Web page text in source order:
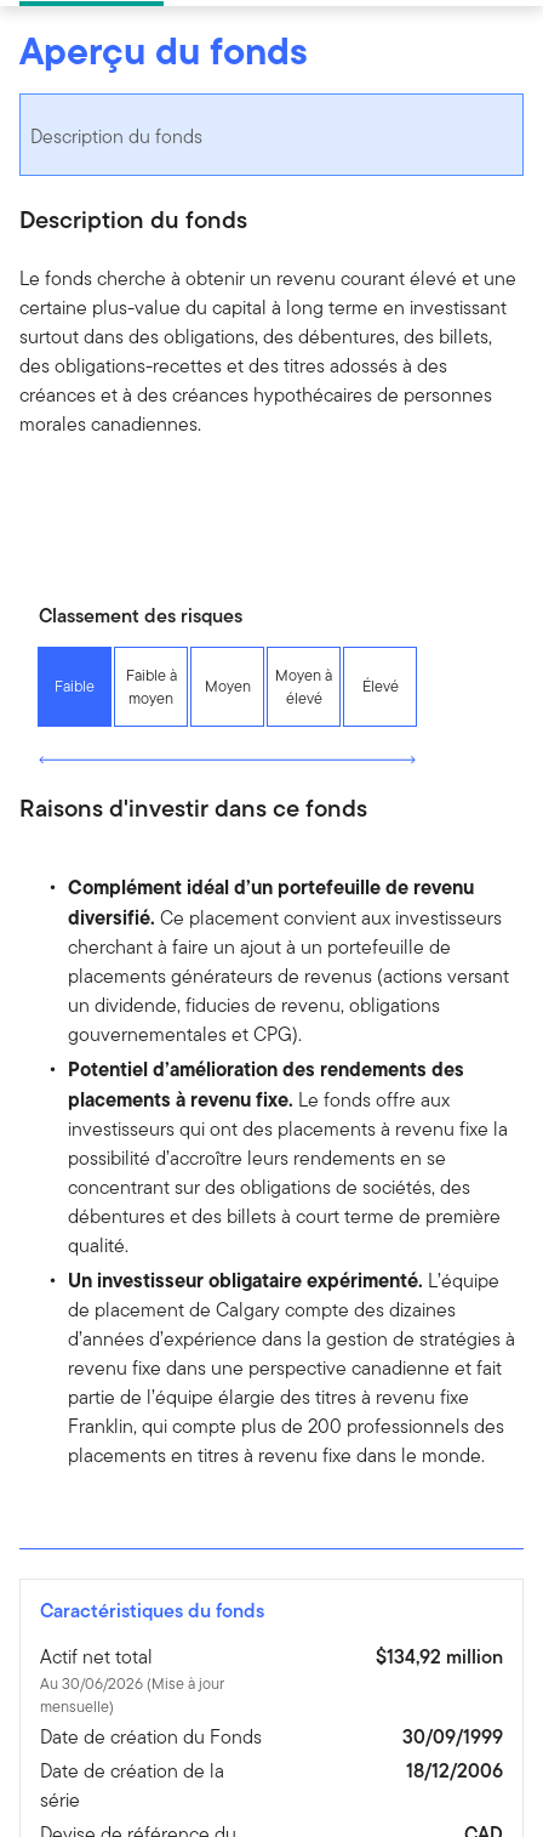
Aperçu du fonds
Description du fonds
Description du fonds
Le fonds cherche à obtenir un revenu courant élevé et une
certaine plus-value du capital à long terme en investissant
surtout dans des obligations, des débentures, des billets,
des obligations-recettes et des titres adossés à des
créances et à des créances hypothécaires de personnes
morales canadiennes.
Classement des risques
Faible
Faible à
moyen
Moyen
Moyen à
élevé
Élevé
Raisons d'investir dans ce fonds
Complément idéal d’un portefeuille de revenu
diversifié. Ce placement convient aux investisseurs
cherchant à faire un ajout à un portefeuille de
placements générateurs de revenus (actions versant
un dividende, fiducies de revenu, obligations
gouvernementales et CPG).
Potentiel d’amélioration des rendements des
placements à revenu fixe. Le fonds offre aux
investisseurs qui ont des placements à revenu fixe la
possibilité d’accroître leurs rendements en se
concentrant sur des obligations de sociétés, des
débentures et des billets à court terme de première
qualité.
Un investisseur obligataire expérimenté. L’équipe
de placement de Calgary compte des dizaines
d’années d’expérience dans la gestion de stratégies à
revenu fixe dans une perspective canadienne et fait
partie de l’équipe élargie des titres à revenu fixe
Franklin, qui compte plus de 200 professionnels des
placements en titres à revenu fixe dans le monde.
Caractéristiques du fonds
Actif net total
Au 30/06/2026 (Mise à jour
mensuelle)
$134,92 million
Date de création du Fonds
30/09/1999
Date de création de la
série
18/12/2006